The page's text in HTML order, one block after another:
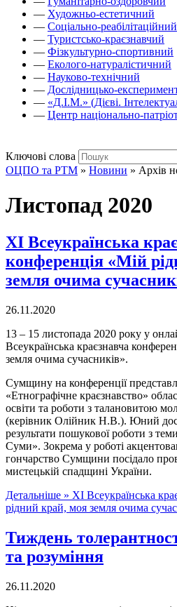
— Художньо-естетичний
— Соціально-реабілітаційний
— Туристсько-краєзнавчий
— Фізкультурно-спортивний
— Еколого-натуралістичний
— Науково-технічний
— Дослідницько-
— «Д.І.М.» (Дієві.
— Центр національно-
Ключові слова
ОЦПО та РТМ » Новини » Архів
Листопад 2020
ХІ Всеукраїнська
конференція «Мій
земля очима
26.11.2020
13 – 15 листопада 2020 року у
Всеукраїнська краєзнавча
земля очима сучасників».
Сумщину на конференції
«Етнографічне краєзнавство»
освіти та роботи з талановитою
(керівник Олійник Н.В.). Юний
результати пошукової роботи з
Суми». Зокрема у роботі
гончарство Сумщини посідало
мистецькій спадщині України.
Детальніше » ХІ Всеукраїнська
рідний край, моя земля очима
Тиждень
та розуміння
26.11.2020